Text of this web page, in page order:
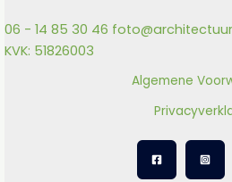
06 - 14 85 30 46
KVK: 51826003
Algemene